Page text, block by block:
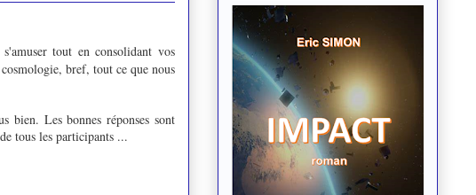
tout en consolidant vos
bref, tout ce que nous
bien. Les bonnes réponses sont
tous les participants ...